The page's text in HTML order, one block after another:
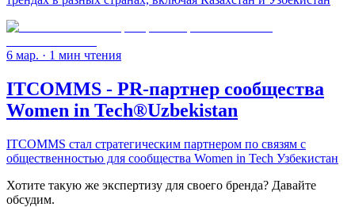
6 мар. · 1 мин чтения
ITCOMMS - PR-партнер сообщества
Women in Tech®Uzbekistan
ITCOMMS стал стратегическим партнером по связям с
общественностью для сообщества Women in Tech Узбекистан
Хотите такую же экспертизу для своего бренда? Давайте
обсудим.